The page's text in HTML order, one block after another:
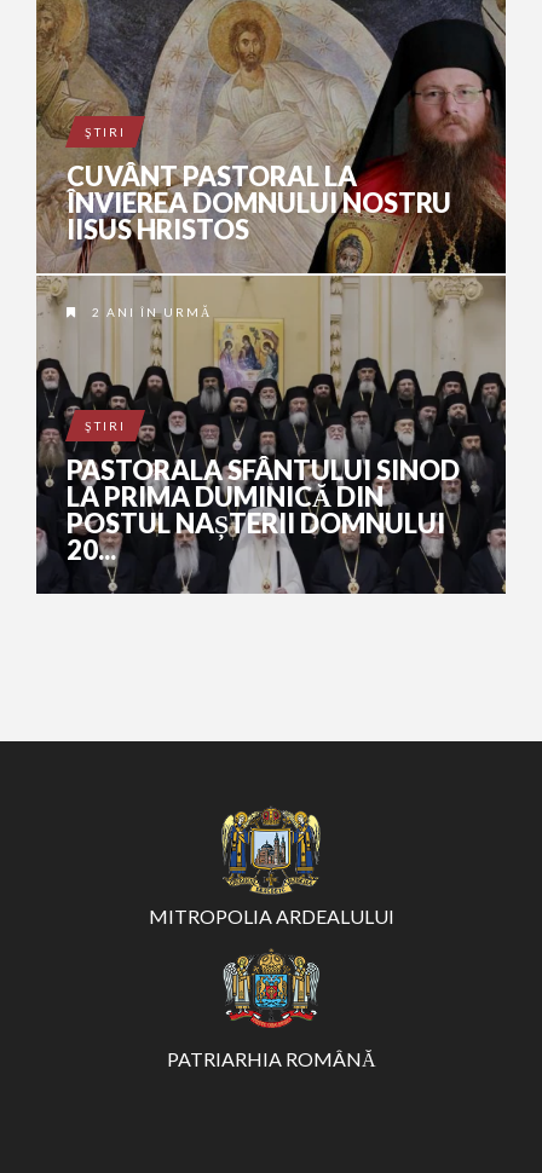
ŞTIRI
CUVÂNT PASTORAL LA
ÎNVIEREA DOMNULUI NOSTRU
IISUS HRISTOS
2 ANI ÎN URMĂ
ŞTIRI
PASTORALA SFÂNTULUI SINOD
LA PRIMA DUMINICĂ DIN
POSTUL NAȘTERII DOMNULUI
20...
MITROPOLIA ARDEALULUI
PATRIARHIA ROMÂNĂ